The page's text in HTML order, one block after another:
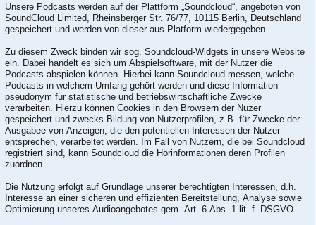
Unsere Podcasts werden auf der Plattform „Soundcloud“, angeboten von
SoundCloud Limited, Rheinsberger Str. 76/77, 10115 Berlin, Deutschland
gespeichert und werden von dieser aus Platform wiedergegeben.
Zu diesem Zweck binden wir sog. Soundcloud-Widgets in unsere Website
ein. Dabei handelt es sich um Abspielsoftware, mit der Nutzer die
Podcasts abspielen können. Hierbei kann Soundcloud messen, welche
Podcasts in welchem Umfang gehört werden und diese Information
pseudonym für statistische und betriebswirtschaftliche Zwecke
verarbeiten. Hierzu können Cookies in den Browsern der Nuzer
gespeichert und zwecks Bildung von Nutzerprofilen, z.B. für Zwecke der
Ausgabee von Anzeigen, die den potentiellen Interessen der Nutzer
entsprechen, verarbeitet werden. Im Fall von Nutzern, die bei Soundcloud
registriert sind, kann Soundcloud die Hörinformationen deren Profilen
zuordnen.
Die Nutzung erfolgt auf Grundlage unserer berechtigten Interessen, d.h.
Interesse an einer sicheren und effizienten Bereitstellung, Analyse sowie
Optimierung unseres Audioangebotes gem. Art. 6 Abs. 1 lit. f. DSGVO.